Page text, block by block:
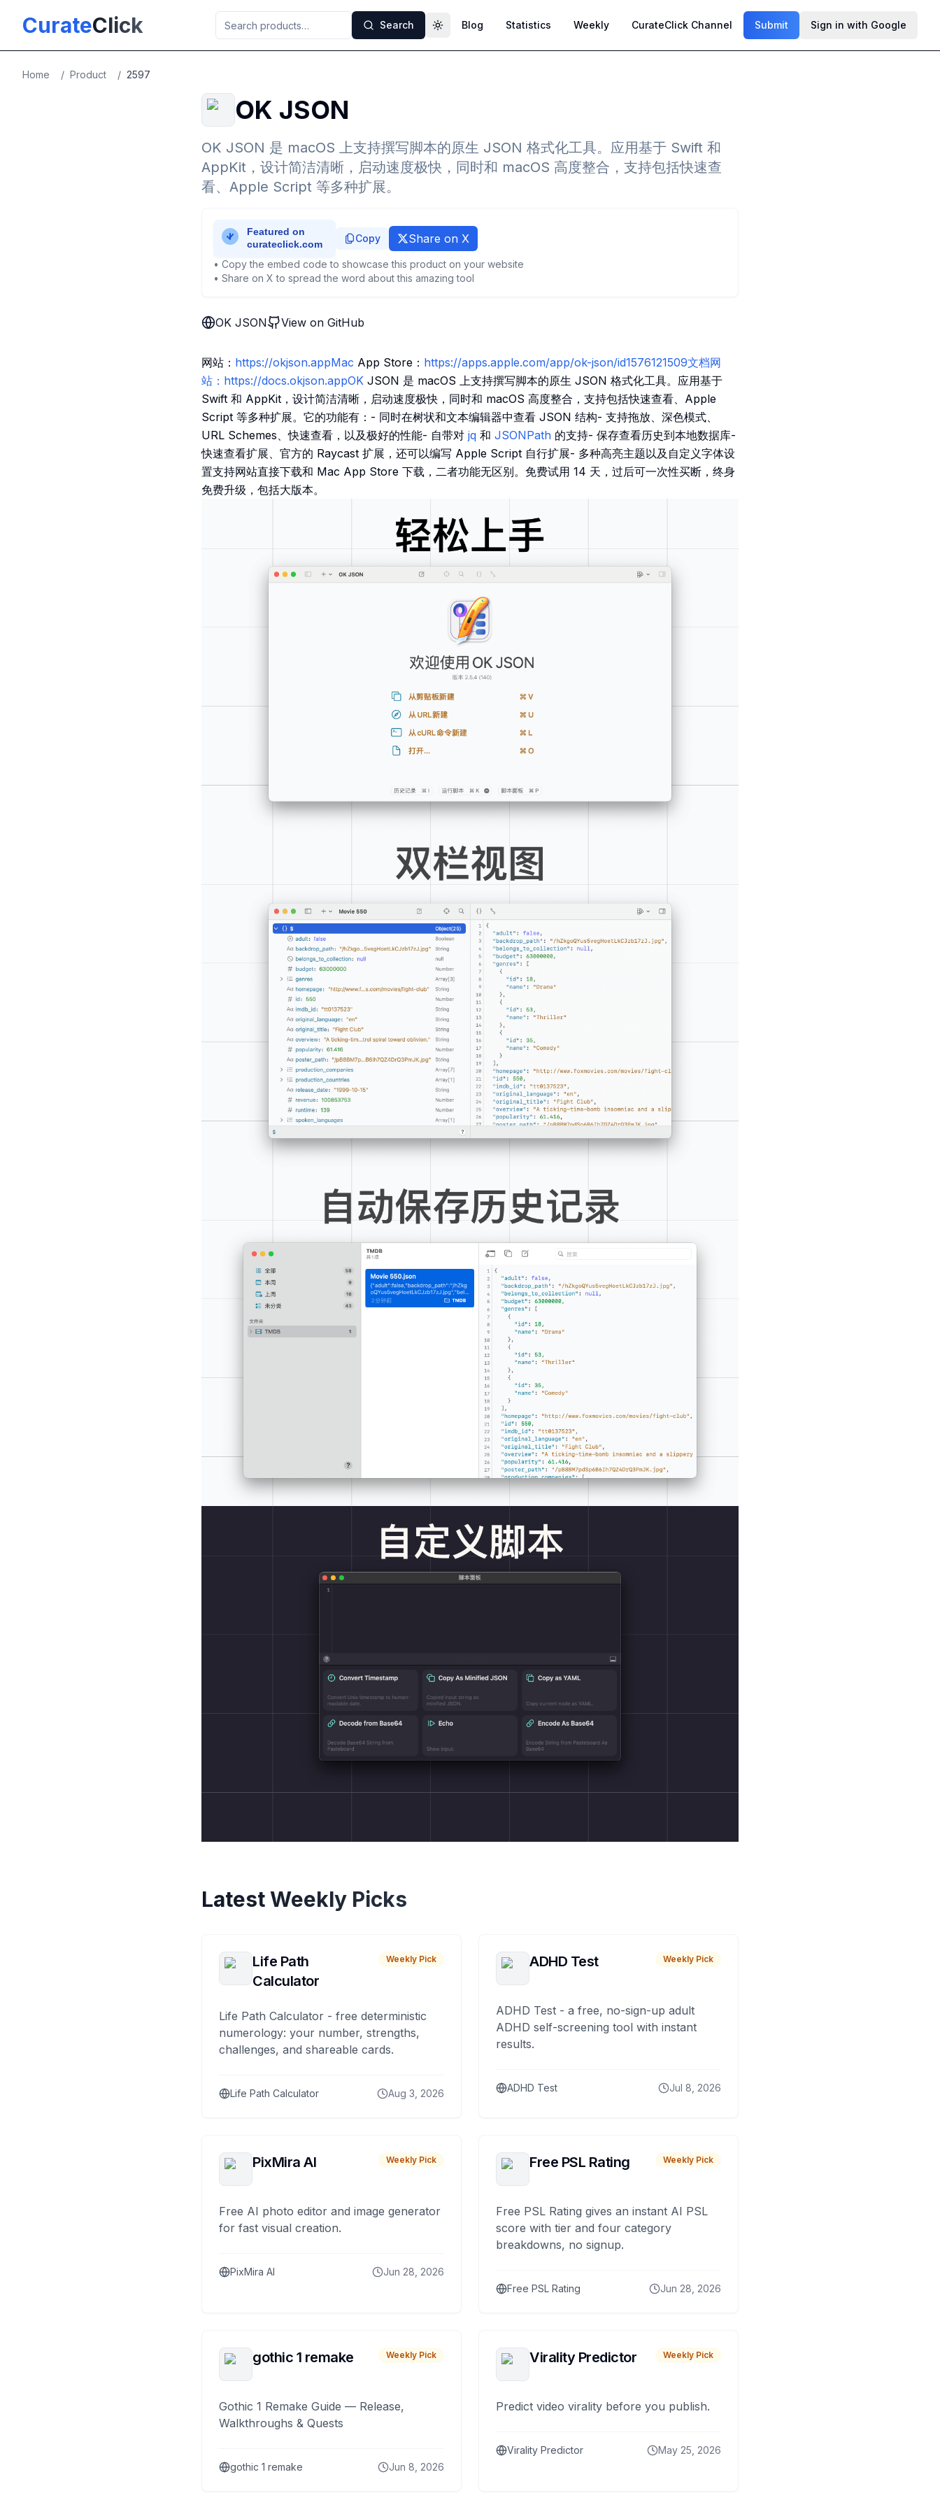
CurateClick Search Toggle theme
Blog Statistics Weekly CurateClick Channel Submit Sign in with Google
Home / Product / 2597
OK JSON
OK JSON 是 macOS 上支持撰写脚本的原生 JSON 格式化工具。应用基于 Swift 和
AppKit，设计简洁清晰，启动速度极快，同时和 macOS 高度整合，支持包括快速查
看、Apple Script 等多种扩展。
Copy Share on X
• Copy the embed code to showcase this product on your website
• Share on X to spread the word about this amazing tool
OK JSON View on GitHub
网站： https://okjson.appMac App Store： https://apps.apple.com/app/ok-json/id1576121509文档网
站：https://docs.okjson.appOK JSON 是 macOS 上支持撰写脚本的原生 JSON 格式化工具。应用基于
Swift 和 AppKit，设计简洁清晰，启动速度极快，同时和 macOS 高度整合，支持包括快速查看、Apple
Script 等多种扩展。它的功能有：- 同时在树状和文本编辑器中查看 JSON 结构- 支持拖放、深色模式、
URL Schemes、快速查看，以及极好的性能- 自带对 jq 和 JSONPath 的支持- 保存查看历史到本地数据库-
快速查看扩展、官方的 Raycast 扩展，还可以编写 Apple Script 自行扩展- 多种高亮主题以及自定义字体设
置支持网站直接下载和 Mac App Store 下载，二者功能无区别。免费试用 14 天，过后可一次性买断，终身
免费升级，包括大版本。
Latest Weekly Picks
Life Path
Calculator
Weekly Pick
Life Path Calculator - free deterministic
numerology: your number, strengths,
challenges, and shareable cards.
Life Path Calculator Aug 3, 2026
ADHD Test Weekly Pick
ADHD Test - a free, no-sign-up adult
ADHD self-screening tool with instant
results.
ADHD Test Jul 8, 2026
PixMira AI Weekly Pick
Free AI photo editor and image generator
for fast visual creation.
PixMira AI Jun 28, 2026
Free PSL Rating Weekly Pick
Free PSL Rating gives an instant AI PSL
score with tier and four category
breakdowns, no signup.
Free PSL Rating Jun 28, 2026
gothic 1 remake Weekly Pick
Gothic 1 Remake Guide — Release,
Walkthroughs & Quests
gothic 1 remake Jun 8, 2026
Virality Predictor Weekly Pick
Predict video virality before you publish.
Virality Predictor May 25, 2026